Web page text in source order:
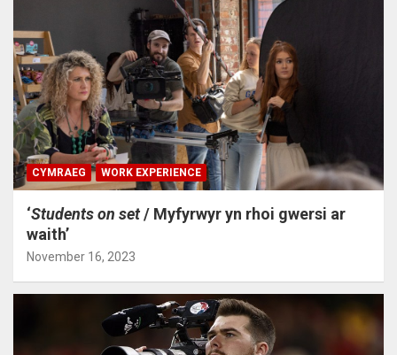
CYMRAEG WORK EXPERIENCE
‘Students on set/ Myfyrwyr yn rhoi gwersi ar
waith’
November 16, 2023